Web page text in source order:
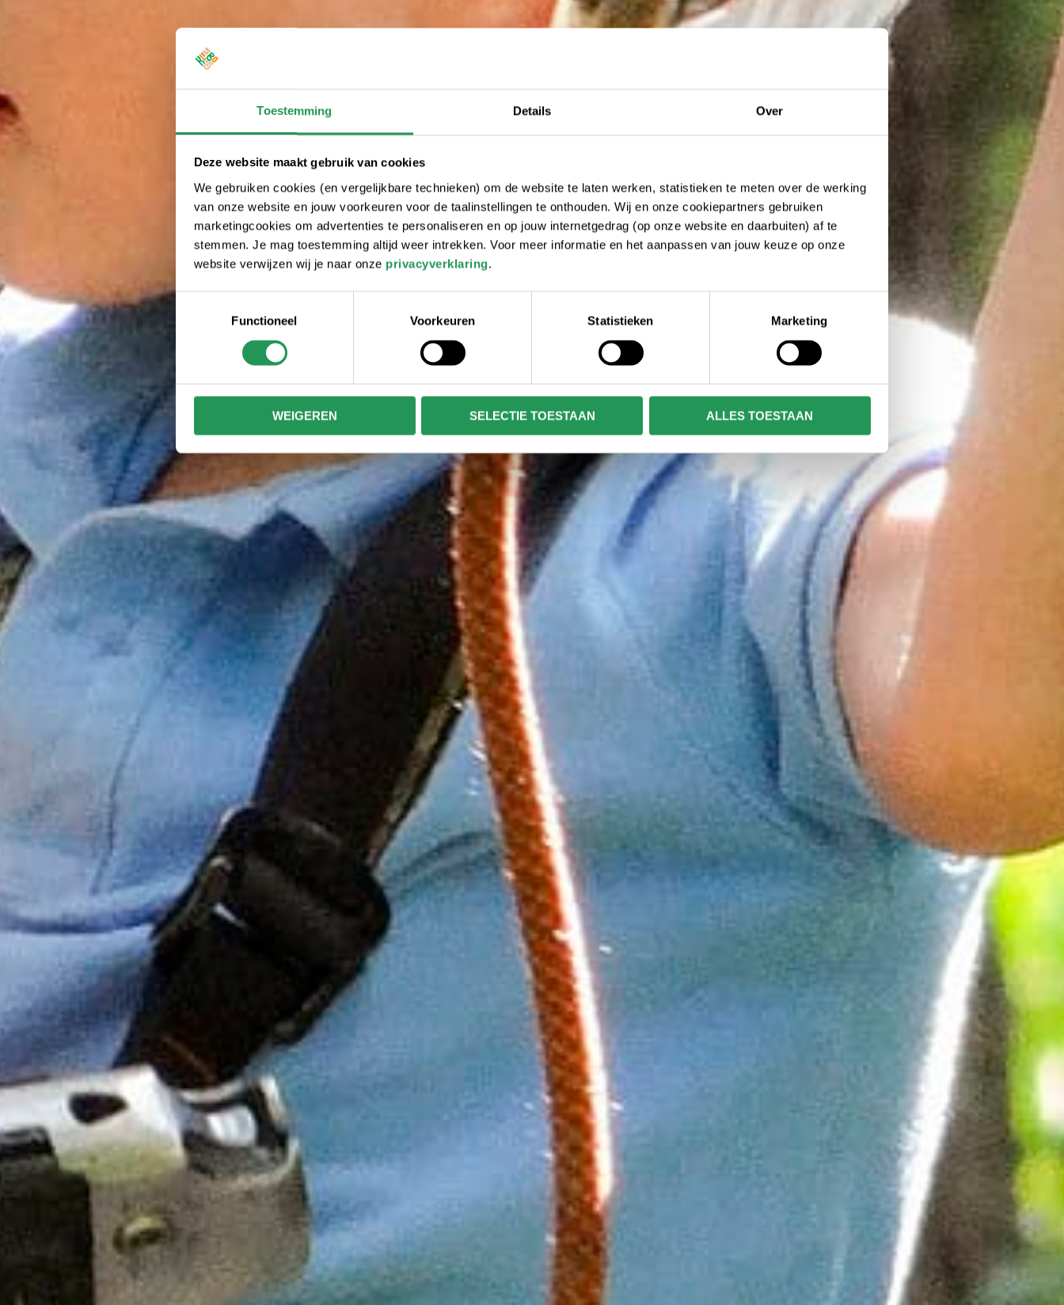
Toestemming Details Over
Deze website maakt gebruik van cookies
We gebruiken cookies (en vergelijkbare technieken) om de website te laten werken, statistieken te meten over de werking
van onze website en jouw voorkeuren voor de taalinstellingen te onthouden. Wij en onze cookiepartners gebruiken
marketingcookies om advertenties te personaliseren en op jouw internetgedrag (op onze website en daarbuiten) af te
stemmen. Je mag toestemming altijd weer intrekken. Voor meer informatie en het aanpassen van jouw keuze op onze
website verwijzen wij je naar onze privacyverklaring.
Functioneel
Voorkeuren Statistieken Marketing
WEIGEREN SELECTIE TOESTAAN ALLES TOESTAAN